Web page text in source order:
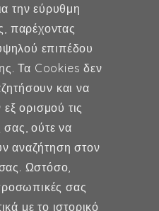
Αναπαραγωγή
την εύρυθμη
παρέχοντας
επιπέδου
Τα Cookies δεν
και να
ορισμού τις
ούτε να
αναζήτηση στον
Ωστόσο,
σας
με το ιστορικό